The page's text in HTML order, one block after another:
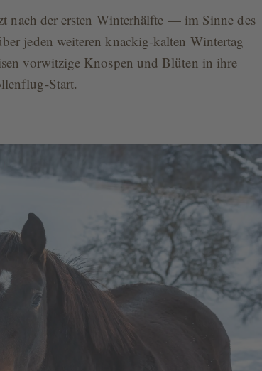
nach der ersten Winterhälfte — im Sinne des
jeden weiteren knackig-kalten Wintertag
vorwitzige Knospen und Blüten in ihre
Start.